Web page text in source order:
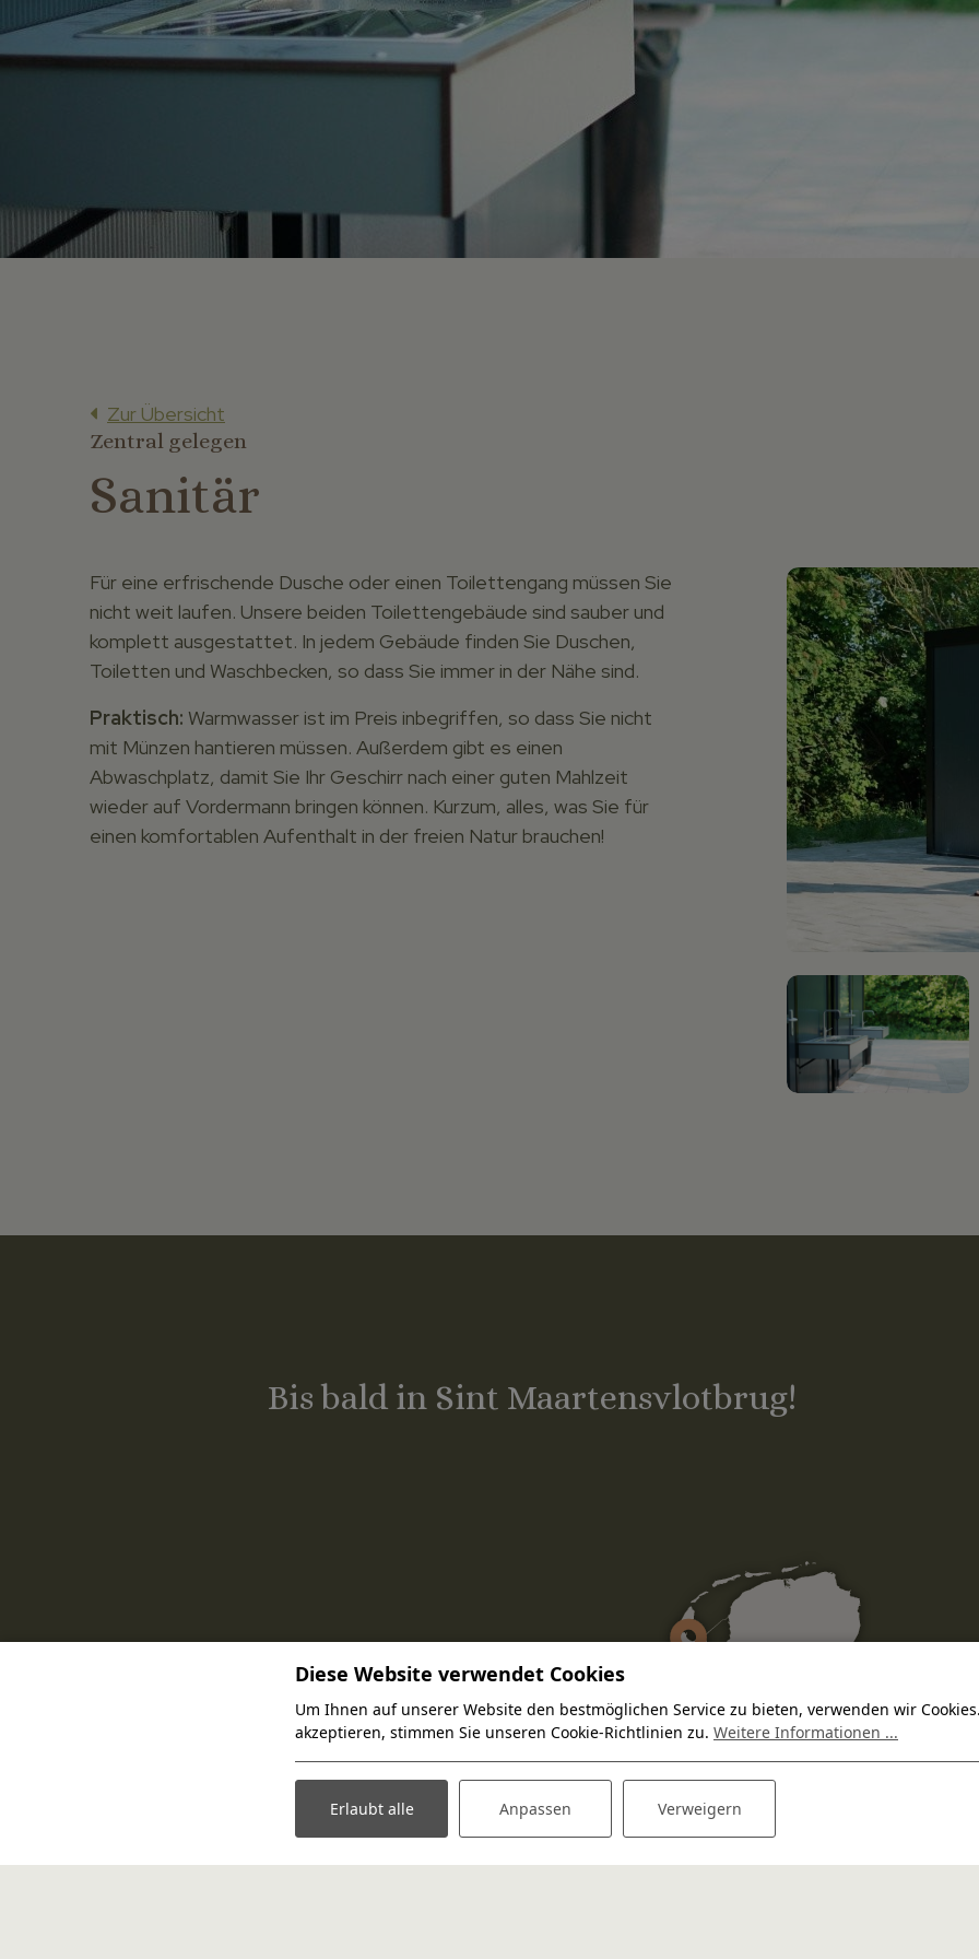
Zur Übersicht
Zentral gelegen
Sanitär
Für eine erfrischende Dusche oder einen Toilettengang müssen Sie
nicht weit laufen. Unsere beiden Toilettengebäude sind sauber und
komplett ausgestattet. In jedem Gebäude finden Sie Duschen,
Toiletten und Waschbecken, so dass Sie immer in der Nähe sind.
Praktisch: Warmwasser ist im Preis inbegriffen, so dass Sie nicht
mit Münzen hantieren müssen. Außerdem gibt es einen
Abwaschplatz, damit Sie Ihr Geschirr nach einer guten Mahlzeit
wieder auf Vordermann bringen können. Kurzum, alles, was Sie für
einen komfortablen Aufenthalt in der freien Natur brauchen!
Bis bald in Sint Maartensvlotbrug!
INFO@HAZENOORD.NL
Diese Website verwendet Cookies
Um Ihnen auf unserer Website den bestmöglichen Service zu bieten, verwenden wir
akzeptieren, stimmen Sie unseren Cookie-Richtlinien zu. Weitere Informationen ...
Erlaubt alle Anpassen Verweigern